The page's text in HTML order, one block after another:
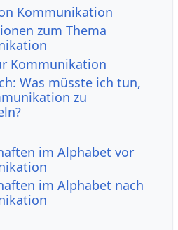
Kommunikation
zum Thema
Kommunikation
Was müsste ich tun,
zu
im Alphabet vor
im Alphabet nach